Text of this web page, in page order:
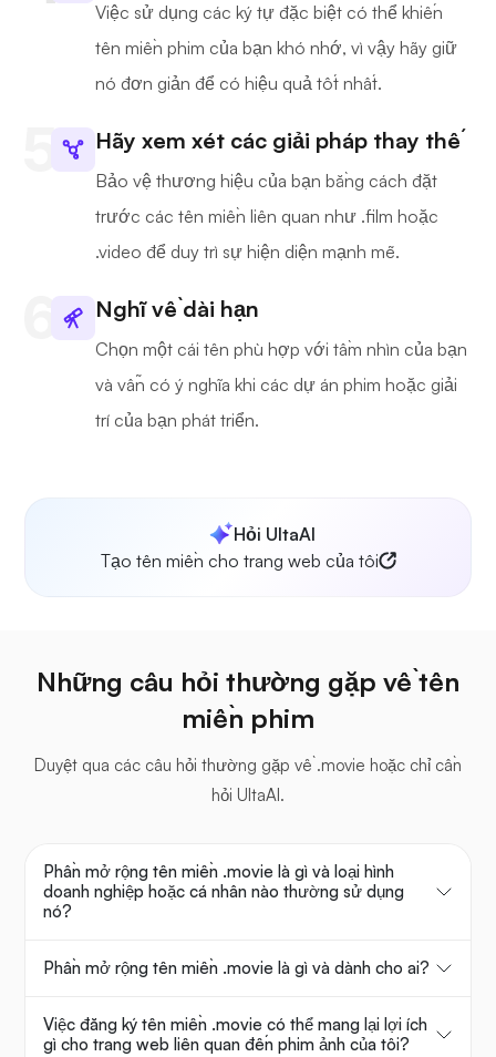
Việc sử dụng các ký tự đặc biệt có thể khiến
tên miền phim của bạn khó nhớ, vì vậy hãy giữ
nó đơn giản để có hiệu quả tốt nhất.
Hãy xem xét các giải pháp thay thế
Bảo vệ thương hiệu của bạn bằng cách đặt
trước các tên miền liên quan như .film hoặc
.video để duy trì sự hiện diện mạnh mẽ.
Nghĩ về dài hạn
Chọn một cái tên phù hợp với tầm nhìn của bạn
và vẫn có ý nghĩa khi các dự án phim hoặc giải
trí của bạn phát triển.
Hỏi UltaAI
Tạo tên miền cho trang web của tôi
Những câu hỏi thường gặp về tên
miền phim
Duyệt qua các câu hỏi thường gặp về .movie hoặc chỉ cần
hỏi UltaAI.
Phần mở rộng tên miền .movie là gì và loại hình
doanh nghiệp hoặc cá nhân nào thường sử dụng
nó?
Phần mở rộng tên miền .movie là gì và dành cho ai?
Việc đăng ký tên miền .movie có thể mang lại lợi ích
gì cho trang web liên quan đến phim ảnh của tôi?